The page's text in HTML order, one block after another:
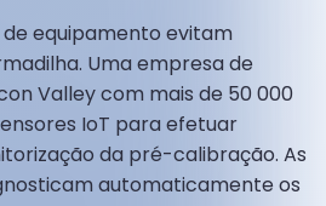
equipamento evitam
Uma empresa de
Valley com mais de 50 000
IoT para efetuar
da pré-calibração. As
automaticamente os